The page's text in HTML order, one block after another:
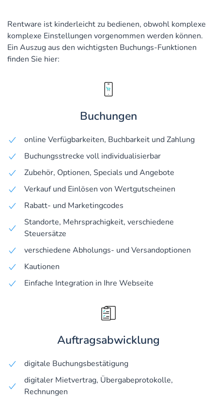
Rentware ist kinderleicht zu bedienen, obwohl komplexe
komplexe Einstellungen vorgenommen werden können.
Ein Auszug aus den wichtigsten Buchungs-Funktionen
finden Sie hier:
Buchungen
online Verfügbarkeiten, Buchbarkeit und Zahlung
Buchungsstrecke voll individualisierbar
Zubehör, Optionen, Specials und Angebote
Verkauf und Einlösen von Wertgutscheinen
Rabatt- und Marketingcodes
Standorte, Mehrsprachigkeit, verschiedene
Steuersätze
verschiedene Abholungs- und Versandoptionen
Kautionen
Einfache Integration in Ihre Webseite
Auftragsabwicklung
digitale Buchungsbestätigung
digitaler Mietvertrag, Übergabeprotokolle,
Rechnungen